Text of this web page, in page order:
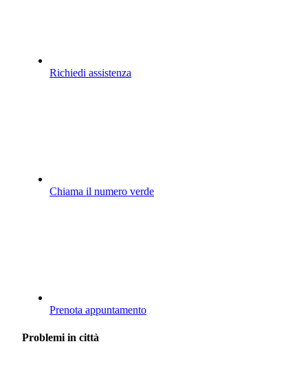
Richiedi assistenza
Chiama il numero verde
Prenota appuntamento
Problemi in città